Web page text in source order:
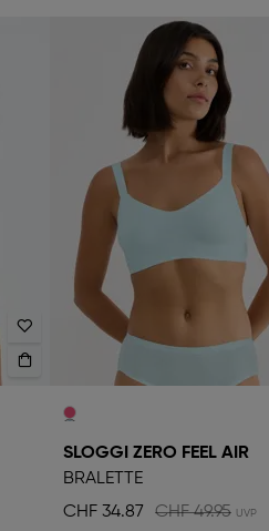
SLOGGI ZERO FEEL AIR
BRALETTE
CHF 34.87
CHF 49.95